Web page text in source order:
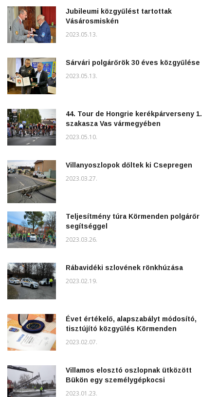
Jubileumi közgyűlést tartottak
Vásárosmiskén
2023.05.13.
Sárvári polgárőrök 30 éves közgyűlése
2023.05.13.
44. Tour de Hongrie kerékpárverseny 1.
szakasza Vas vármegyében
2023.05.10.
Villanyoszlopok dőltek ki Csepregen
2023.03.27.
Teljesítmény túra Körmenden polgárőr
segítséggel
2023.03.26.
Rábavidéki szlovének rönkhúzása
2023.02.19.
Évet értékelő, alapszabályt módosító,
tisztújító közgyűlés Körmenden
2023.02.07.
Villamos elosztó oszlopnak ütközött
Bükön egy személygépkocsi
2023.01.23.